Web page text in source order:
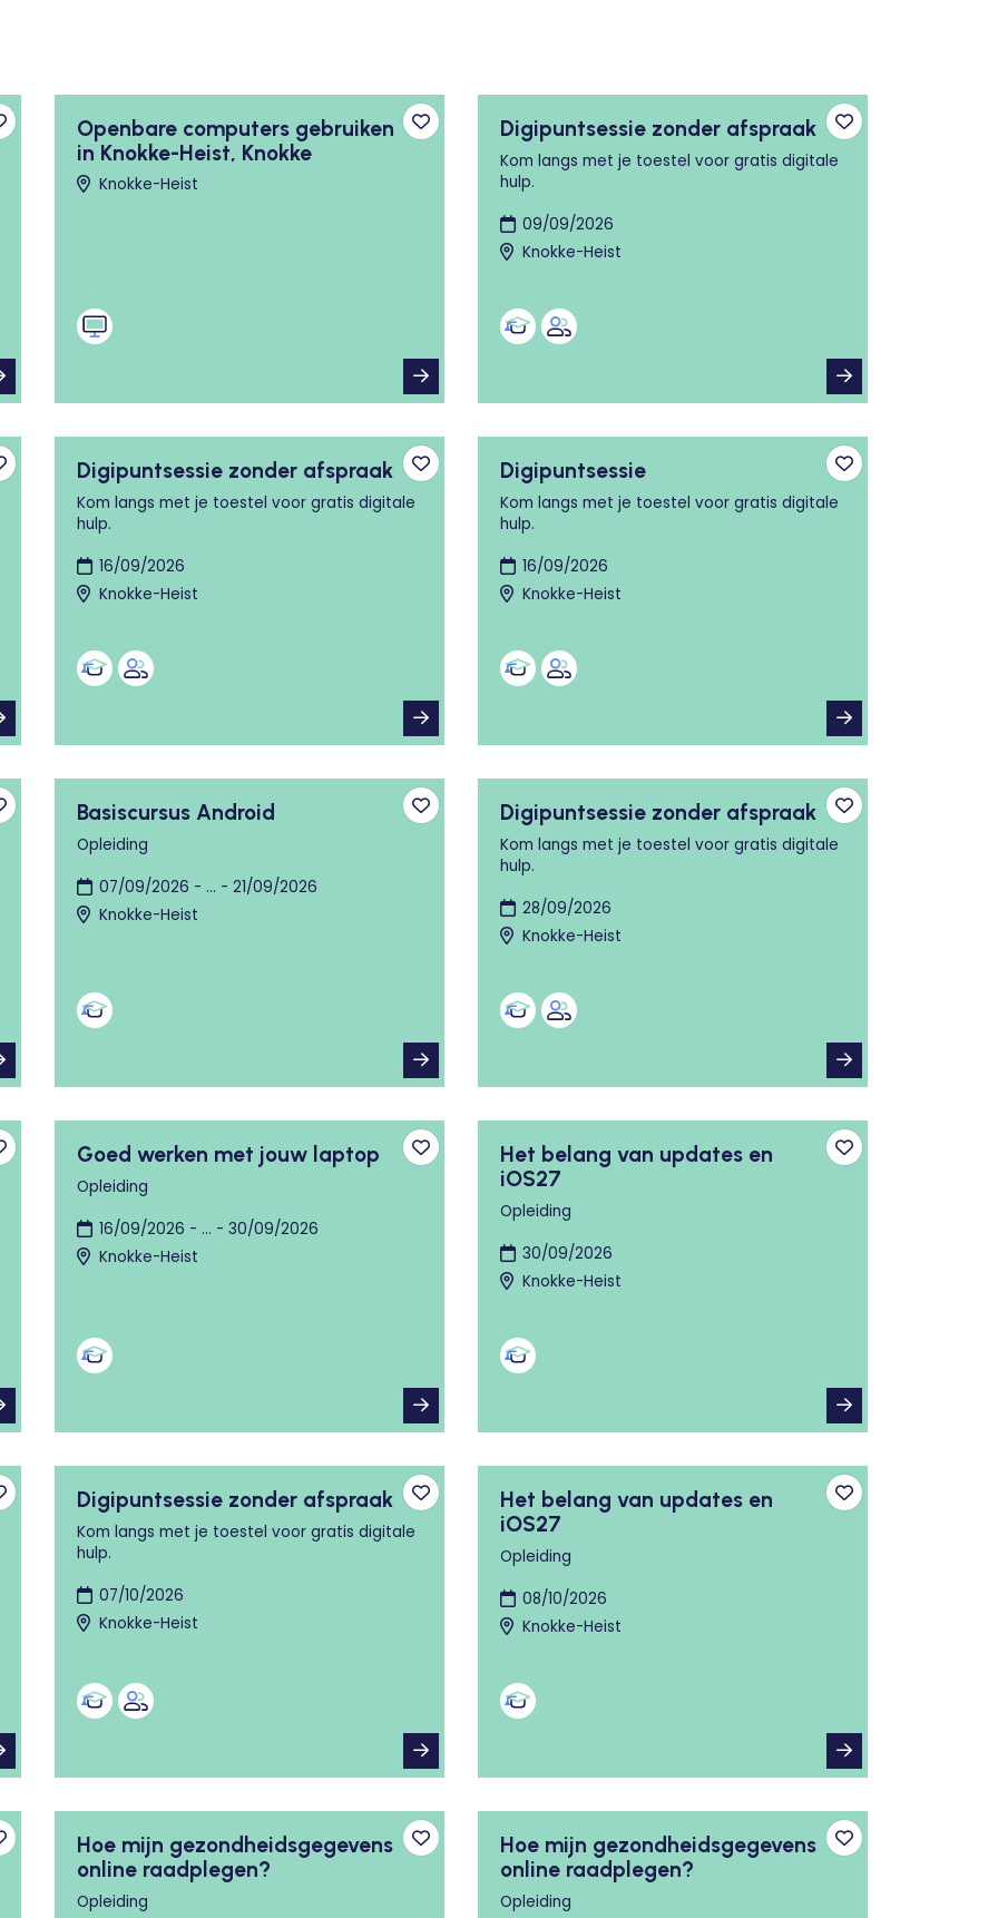
aan favorieten Toevoegen aan favorieten
Openbare computers gebruiken
in Knokke-Heist, Knokke
Knokke-Heist
Toevoegen aan
Digipuntsessie zonder afspraak
Kom langs met je toestel voor gratis digitale
hulp.
09/09/2026
Knokke-Heist
aan favorieten Toevoegen aan favorieten
Digipuntsessie zonder afspraak
Kom langs met je toestel voor gratis digitale
hulp.
16/09/2026
Knokke-Heist
Toevoegen aan
Digipuntsessie
Kom langs met je toestel voor gratis digitale
hulp.
16/09/2026
Knokke-Heist
aan favorieten Toevoegen aan favorieten
Basiscursus Android
Opleiding
07/09/2026 - ... - 21/09/2026
Knokke-Heist
Toevoegen aan
Digipuntsessie zonder afspraak
Kom langs met je toestel voor gratis digitale
hulp.
28/09/2026
Knokke-Heist
aan favorieten Toevoegen aan favorieten
Goed werken met jouw laptop
Opleiding
16/09/2026 - ... - 30/09/2026
Knokke-Heist
Toevoegen aan
Het belang van updates en
iOS27
Opleiding
30/09/2026
Knokke-Heist
aan favorieten Toevoegen aan favorieten
Digipuntsessie zonder afspraak
Kom langs met je toestel voor gratis digitale
hulp.
07/10/2026
Knokke-Heist
Toevoegen aan
Het belang van updates en
iOS27
Opleiding
08/10/2026
Knokke-Heist
aan favorieten Toevoegen aan favorieten
Hoe mijn gezondheidsgegevens
online raadplegen?
Opleiding
Toevoegen aan
Hoe mijn gezondheidsgegevens
online raadplegen?
Opleiding